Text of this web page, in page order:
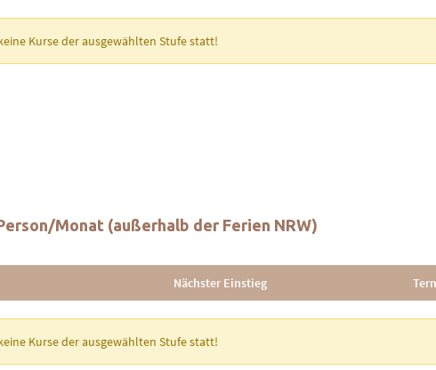
Monat (außerhalb der Ferien NRW)